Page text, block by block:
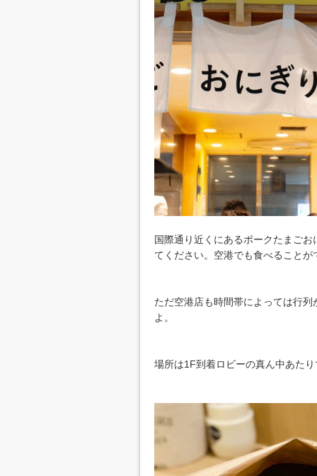
国際通り近くにあるポークたまご
てください。空港でも食べることが
ただ空港店も時間帯によっては行
よ。
場所は1F到着ロビーの真ん中あた